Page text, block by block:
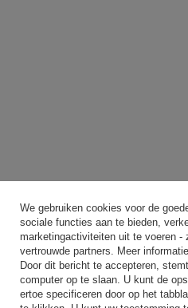
We gebruiken cookies voor de
sociale functies aan te bieden,
marketingactiviteiten uit te voeren -
vertrouwde partners. Meer
Door dit bericht te accepteren,
computer op te slaan. U kunt de
ertoe specificeren door op het